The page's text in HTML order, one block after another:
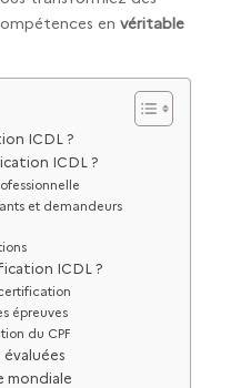
en véritable
ICDL ?
ICDL ?
et demandeurs
ICDL ?
épreuves
du CPF
mondiale